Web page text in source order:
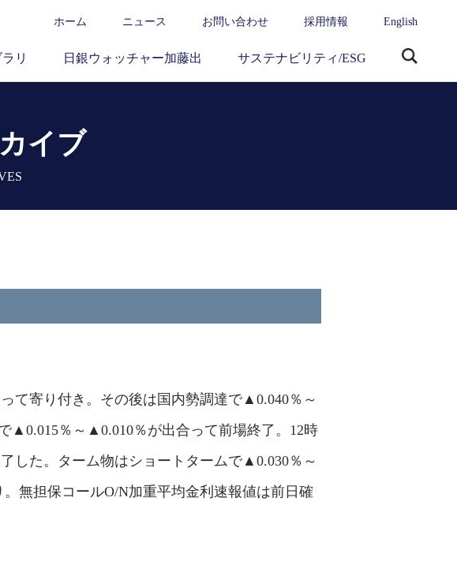
ホーム ニュース お問い合わせ 採用情報 English
リ 日銀ウォッチャー加藤出 サステナビリティ/ESG
イブ
て寄り付き。その後は国内勢調達で▲0.040％～
▲0.015％～▲0.010％が出合って前場終了。12時
した。ターム物はショートタームで▲0.030％～
無担保コールO/N加重平均金利速報値は前日確